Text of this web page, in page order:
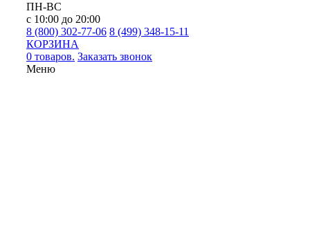
ПН-ВС
с 10:00 до 20:00
8 (800) 302-77-06 8 (499) 348-15-11
КОРЗИНА
0 товаров. Заказать звонок
Меню